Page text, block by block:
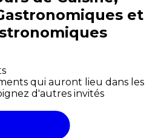
et
qui auront lieu dans les
d'autres invités